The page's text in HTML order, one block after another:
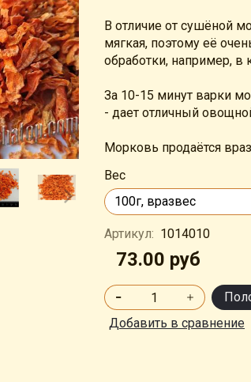
В отличие от сушёной
мягкая, поэтому её
обработки, например, в
За 10-15 минут варки
- дает отличный
Морковь продаётся
Вес
Артикул: 1014010
73.00 руб
Добавить в сравнение